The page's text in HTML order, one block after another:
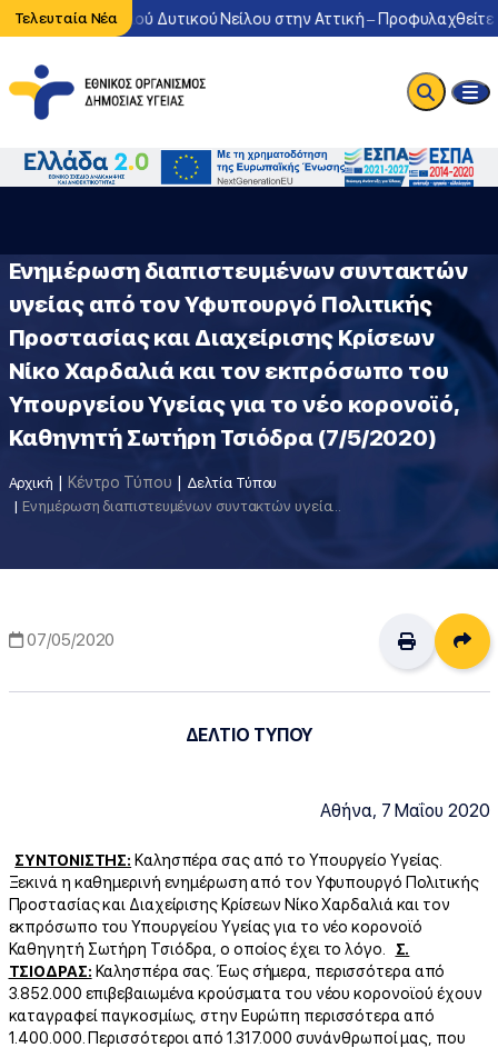
Τελευταία Νέατου ιού Δυτικού Νείλου στην Αττική – Προφυλαχθείτε
Eνημέρωση διαπιστευμένων συντακτών
υγείας από τον Υφυπουργό Πολιτικής
Προστασίας και Διαχείρισης Κρίσεων
Νίκο Χαρδαλιά και τον εκπρόσωπο του
Υπουργείου Υγείας για το νέο κορονοϊό,
Καθηγητή Σωτήρη Τσιόδρα (7/5/2020)
Αρχική Κέντρο Τύπου
Δελτία Τύπου
07/05/2020
ΔΕΛΤΙΟ ΤΥΠΟΥ
Αθήνα, 7 Μαΐου 2020
ΣΥΝΤΟΝΙΣΤΗΣ: Καλησπέρα σας από το Υπουργείο Υγείας.
Ξεκινά η καθημερινή ενημέρωση από τον Υφυπουργό Πολιτικής
Προστασίας και Διαχείρισης Κρίσεων Νίκο Χαρδαλιά και τον
εκπρόσωπο του Υπουργείου Υγείας για το νέο κορονοϊό
Καθηγητή Σωτήρη Τσιόδρα, ο οποίος έχει το λόγο. Σ.
ΤΣΙΟΔΡΑΣ: Καλησπέρα σας. Έως σήμερα, περισσότερα από
3.852.000 επιβεβαιωμένα κρούσματα του νέου κορονοϊού έχουν
καταγραφεί παγκοσμίως, στην Ευρώπη περισσότερα από
1.400.000. Περισσότεροι από 1.317.000 συνάνθρωποί μας, που